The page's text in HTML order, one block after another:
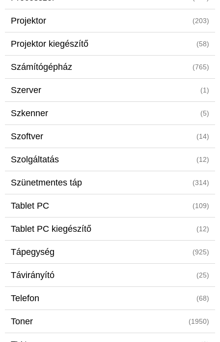
Projektor (203)
Projektor kiegészítő (58)
Számítógépház (765)
Szerver (1)
Szkenner (5)
Szoftver (14)
Szolgáltatás (12)
Szünetmentes táp (314)
Tablet PC (109)
Tablet PC kiegészítő (12)
Tápegység (925)
Távirányító (25)
Telefon (68)
Toner (1950)